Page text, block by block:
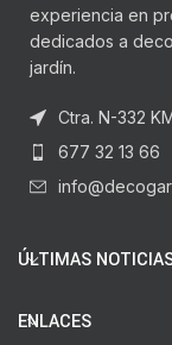
experiencia en
dedicados a
jardín.
Ctra. N-332
677 32 13 66
ÚLTIMAS
ENLACES